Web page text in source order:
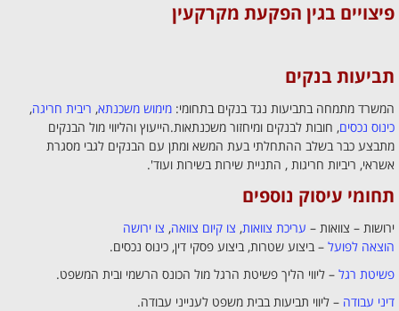
פיצויים בגין הפקעת מקרקעין
תביעות בנקים
המשרד מתמחה בתביעות נגד בנקים בתחומי: מימוש משכנתא, ריבית חריגה,
כינוס נכסים, חובות לבנקים ומיחזור משכנתאות.הייעוץ והליווי מול הבנקים
מתבצע כבר בשלב ההתחלתי בעת המשא ומתן עם הבנקים לגבי מסגרת
אשראי, ריביות חריגות , התניית שירות בשירות ועוד'.
תחומי עיסוק נוספים
ירושות – צוואות – עריכת צוואות, צו קיום צוואה, צו ירושה
הוצאה לפועל – ביצוע שטרות, ביצוע פסקי דין, כינוס נכסים.
פשיטת רגל – ליווי הליך פשיטת הרגל מול הכונס הרשמי ובית המשפט.
דיני עבודה – ליווי תביעות בבית משפט לענייני עבודה.